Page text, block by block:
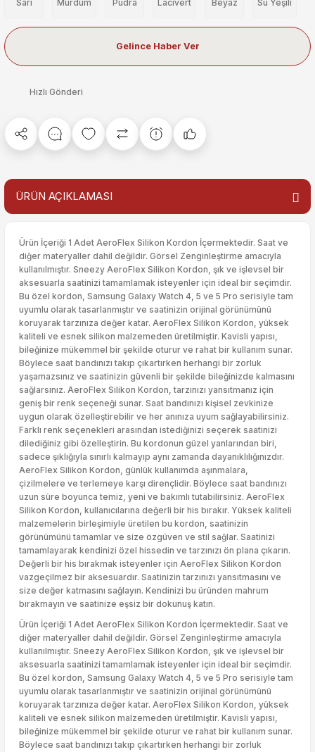
Sarı Mürdüm Pudra Lacivert Beyaz Su Yeşili
Gelince Haber Ver
Hızlı Gönderi
ÜRÜN AÇIKLAMASI
Ürün İçeriği 1 Adet AeroFlex Silikon Kordon İçermektedir. Saat ve
diğer materyaller dahil değildir. Görsel Zenginleştirme amacıyla
kullanılmıştır. Sneezy AeroFlex Silikon Kordon, şık ve işlevsel bir
aksesuarla saatinizi tamamlamak isteyenler için ideal bir seçimdir.
Bu özel kordon, Samsung Galaxy Watch 4, 5 ve 5 Pro serisiyle tam
uyumlu olarak tasarlanmıştır ve saatinizin orijinal görünümünü
koruyarak tarzınıza değer katar. AeroFlex Silikon Kordon, yüksek
kaliteli ve esnek silikon malzemeden üretilmiştir. Kavisli yapısı,
bileğinize mükemmel bir şekilde oturur ve rahat bir kullanım sunar.
Böylece saat bandınızı takıp çıkartırken herhangi bir zorluk
yaşamazsınız ve saatinizin güvenli bir şekilde bileğinizde kalmasını
sağlarsınız. AeroFlex Silikon Kordon, tarzınızı yansıtmanız için
geniş bir renk seçeneği sunar. Saat bandınızı kişisel zevkinize
uygun olarak özelleştirebilir ve her anınıza uyum sağlayabilirsiniz.
Farklı renk seçenekleri arasından istediğinizi seçerek saatinizi
dilediğiniz gibi özelleştirin. Bu kordonun güzel yanlarından biri,
sadece şıklığıyla sınırlı kalmayıp aynı zamanda dayanıklılığınızdır.
AeroFlex Silikon Kordon, günlük kullanımda aşınmalara,
çizilmelere ve terlemeye karşı dirençlidir. Böylece saat bandınızı
uzun süre boyunca temiz, yeni ve bakımlı tutabilirsiniz. AeroFlex
Silikon Kordon, kullanıcılarına değerli bir his bırakır. Yüksek kaliteli
malzemelerin birleşimiyle üretilen bu kordon, saatinizin
görünümünü tamamlar ve size özgüven ve stil sağlar. Saatinizi
tamamlayarak kendinizi özel hissedin ve tarzınızı ön plana çıkarın.
Değerli bir his bırakmak isteyenler için AeroFlex Silikon Kordon
vazgeçilmez bir aksesuardır. Saatinizin tarzınızı yansıtmasını ve
size değer katmasını sağlayın. Kendinizi bu üründen mahrum
bırakmayın ve saatinize eşsiz bir dokunuş katın.
Ürün İçeriği 1 Adet AeroFlex Silikon Kordon İçermektedir. Saat ve
diğer materyaller dahil değildir. Görsel Zenginleştirme amacıyla
kullanılmıştır. Sneezy AeroFlex Silikon Kordon, şık ve işlevsel bir
aksesuarla saatinizi tamamlamak isteyenler için ideal bir seçimdir.
Bu özel kordon, Samsung Galaxy Watch 4, 5 ve 5 Pro serisiyle tam
uyumlu olarak tasarlanmıştır ve saatinizin orijinal görünümünü
koruyarak tarzınıza değer katar. AeroFlex Silikon Kordon, yüksek
kaliteli ve esnek silikon malzemeden üretilmiştir. Kavisli yapısı,
bileğinize mükemmel bir şekilde oturur ve rahat bir kullanım sunar.
Böylece saat bandınızı takıp çıkartırken herhangi bir zorluk